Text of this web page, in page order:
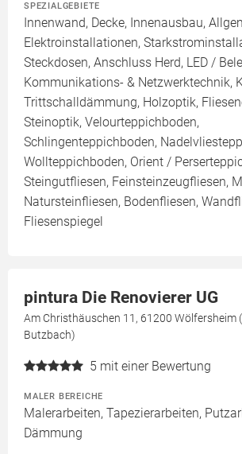
SPEZIALGEBIETE
Innenwand, Decke, Innenausbau,
Elektroinstallationen,
Steckdosen, Anschluss Herd, LED /
Kommunikations- & Netzwerktechnik,
Trittschalldämmung, Holzoptik,
Steinoptik, Velourteppichboden,
Schlingenteppichboden,
Wollteppichboden, Orient /
Steingutfliesen, Feinsteinzeugfliesen,
Natursteinfliesen, Bodenfliesen,
Fliesenspiegel
pintura Die Renovierer UG
Am Christhäuschen 11, 61200 Wölfersheim
Butzbach)
5 mit einer Bewertung
MALER BEREICHE
Malerarbeiten, Tapezierarbeiten,
Dämmung